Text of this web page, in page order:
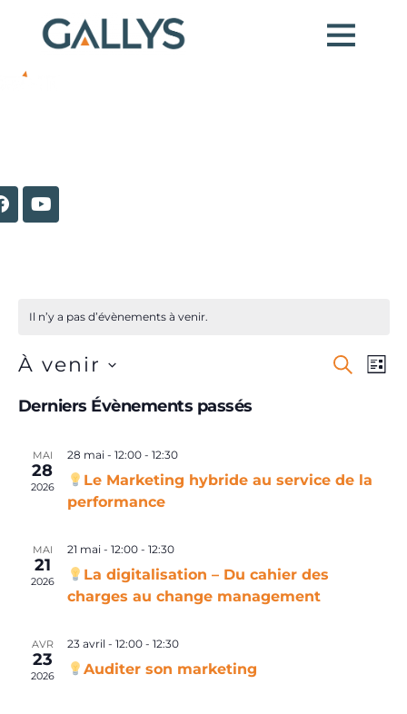
Il n’y a pas d’évènements à venir.
Liste
À venir
une
Derniers Évènements passés
MAI
28
2026
28 mai - 12:00- 12:30
Le Marketing hybride au service de la
performance
MAI
21
2026
21 mai - 12:00- 12:30
La digitalisation – Du cahier des
charges au change management
AVR
23
2026
23 avril - 12:00- 12:30
Auditer son marketing